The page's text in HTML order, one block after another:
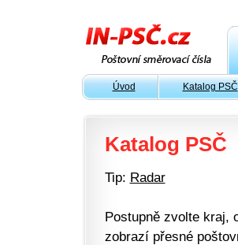
Úvod Katalog PSČ
Katalog PSČ
Tip: Radar
Postupně zvolte kraj,
zobrazí přesné